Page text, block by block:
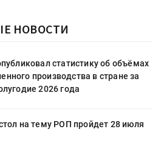
НОВОСТИ
статистику об объёмах
производства в стране за
2026 года
на тему РОП пройдет 28 июля